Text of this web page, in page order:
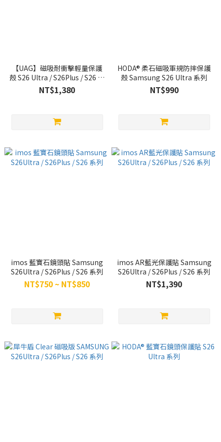
【UAG】磁吸耐衝擊輕量保護
殼 S26 Ultra / S26Plus / S26 系
列
NT$1,380
HODA® 柔石磁吸軍規防摔保護
殼 Samsung S26 Ultra 系列
NT$990
imos 藍寶石鏡頭貼 Samsung
S26Ultra / S26Plus / S26 系列
NT$750 ~ NT$850
imos AR藍光保護貼 Samsung
S26Ultra / S26Plus / S26 系列
NT$1,390